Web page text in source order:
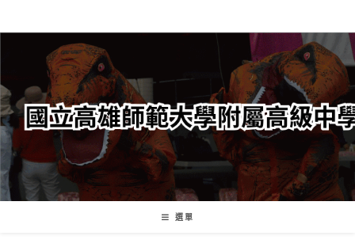
轉
要
內
容
選單